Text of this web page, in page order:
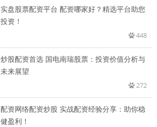
实盘股票配资平台 配资哪家好？精选平台助您
投资！
448
炒股配资首选 国电南瑞股票：投资价值分析与
未来展望
272
配资网络配资炒股 实战配资经验分享：助你稳
健盈利！